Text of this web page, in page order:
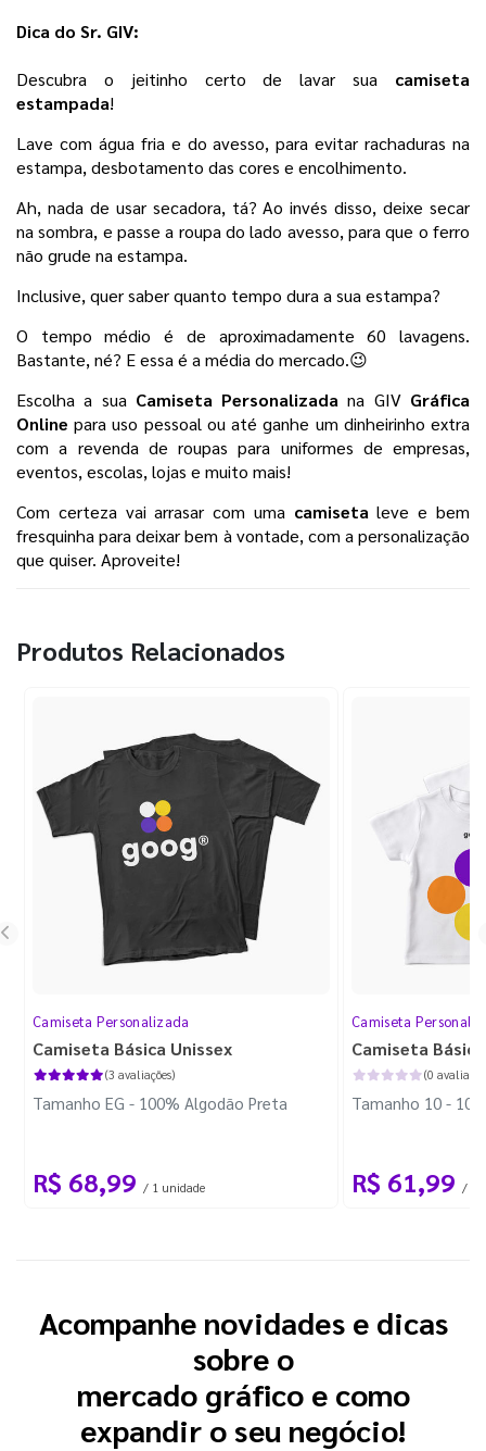
Dica do Sr. GIV:
Descubra o jeitinho certo de lavar sua camiseta
estampada!
Lave com água fria e do avesso, para evitar rachaduras na
estampa, desbotamento das cores e encolhimento.
Ah, nada de usar secadora, tá? Ao invés disso, deixe secar
na sombra, e passe a roupa do lado avesso, para que o ferro
não grude na estampa.
Inclusive, quer saber quanto tempo dura a sua estampa?
O tempo médio é de aproximadamente 60 lavagens.
Bastante, né? E essa é a média do mercado.😉
Escolha a sua Camiseta Personalizada na GIV Gráfica
Online para uso pessoal ou até ganhe um dinheirinho extra
com a revenda de roupas para uniformes de empresas,
eventos, escolas, lojas e muito mais!
Com certeza vai arrasar com uma camiseta leve e bem
fresquinha para deixar bem à vontade, com a personalização
que quiser. Aproveite!
Produtos Relacionados
Camiseta Personalizada
Camiseta Básica Unissex
(3 avaliações)
Tamanho EG - 100% Algodão Preta
R$ 68,99 / 1 unidade
Camiseta
Camiseta
(0
Tamanho 10 -
R$ 61,99 / 1
Acompanhe novidades e dicas
sobre o
mercado gráfico e como
expandir o seu negócio!